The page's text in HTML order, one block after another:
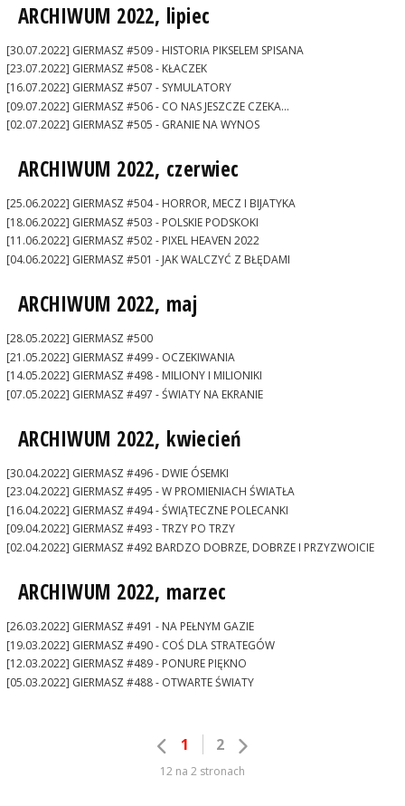
ARCHIWUM 2022, lipiec
[30.07.2022] GIERMASZ #509 - HISTORIA PIKSELEM SPISANA
[23.07.2022] GIERMASZ #508 - KŁACZEK
[16.07.2022] GIERMASZ #507 - SYMULATORY
[09.07.2022] GIERMASZ #506 - CO NAS JESZCZE CZEKA...
[02.07.2022] GIERMASZ #505 - GRANIE NA WYNOS
ARCHIWUM 2022, czerwiec
[25.06.2022] GIERMASZ #504 - HORROR, MECZ I BIJATYKA
[18.06.2022] GIERMASZ #503 - POLSKIE PODSKOKI
[11.06.2022] GIERMASZ #502 - PIXEL HEAVEN 2022
[04.06.2022] GIERMASZ #501 - JAK WALCZYĆ Z BŁĘDAMI
ARCHIWUM 2022, maj
[28.05.2022] GIERMASZ #500
[21.05.2022] GIERMASZ #499 - OCZEKIWANIA
[14.05.2022] GIERMASZ #498 - MILIONY I MILIONIKI
[07.05.2022] GIERMASZ #497 - ŚWIATY NA EKRANIE
ARCHIWUM 2022, kwiecień
[30.04.2022] GIERMASZ #496 - DWIE ÓSEMKI
[23.04.2022] GIERMASZ #495 - W PROMIENIACH ŚWIATŁA
[16.04.2022] GIERMASZ #494 - ŚWIĄTECZNE POLECANKI
[09.04.2022] GIERMASZ #493 - TRZY PO TRZY
[02.04.2022] GIERMASZ #492 BARDZO DOBRZE, DOBRZE I PRZYZWOICIE
ARCHIWUM 2022, marzec
[26.03.2022] GIERMASZ #491 - NA PEŁNYM GAZIE
[19.03.2022] GIERMASZ #490 - COŚ DLA STRATEGÓW
[12.03.2022] GIERMASZ #489 - PONURE PIĘKNO
[05.03.2022] GIERMASZ #488 - OTWARTE ŚWIATY
1 2
12 na 2 stronach